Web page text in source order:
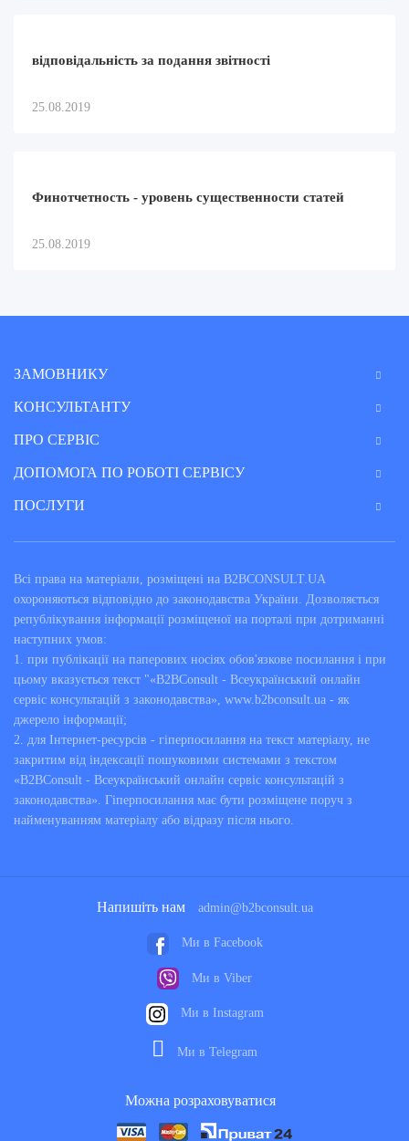
відповідальність за подання звітності
25.08.2019
Финотчетность - уровень существенности статей
25.08.2019
ЗАМОВНИКУ
КОНСУЛЬТАНТУ
ПРО СЕРВІС
ДОПОМОГА ПО РОБОТІ СЕРВІСУ
ПОСЛУГИ
Всі права на матеріали, розміщені на B2BCONSULT.UA
охороняються відповідно до законодавства України. Дозволяється
републікування інформації розміщеної на порталі при дотриманні
наступних умов:
1. при публікації на паперових носіях обов'язкове посилання і при
цьому вказується текст "«B2BConsult - Всеукраїнський онлайн
сервіс консультацій з законодавства», www.b2bconsult.ua - як
джерело інформації;
2. для Інтернет-ресурсів - гіперпосилання на текст матеріалу, не
закритим від індексації пошуковими системами з текстом
«B2BConsult - Всеукраїнський онлайн сервіс консультацій з
законодавства». Гіперпосилання має бути розміщене поруч з
найменуванням матеріалу або відразу після нього.
Напишіть нам admin@b2bconsult.ua
Ми в Facebook
Ми в Viber
Ми в Instagram
Ми в Telegram
Можна розраховуватися